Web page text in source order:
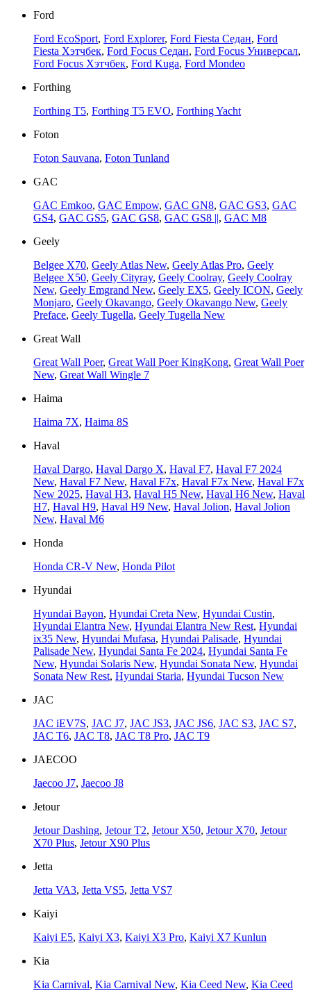
Ford
Ford EcoSport, Ford Explorer, Ford Fiesta Седан, Ford
Fiesta Хэтчбек, Ford Focus Седан, Ford Focus Универсал,
Ford Focus Хэтчбек, Ford Kuga, Ford Mondeo
Forthing
Forthing T5, Forthing T5 EVO, Forthing Yacht
Foton
Foton Sauvana, Foton Tunland
GAC
GAC Emkoo, GAC Empow, GAC GN8, GAC GS3, GAC
GS4, GAC GS5, GAC GS8, GAC GS8 ||, GAC M8
Geely
Belgee X70, Geely Atlas New, Geely Atlas Pro, Geely
Belgee X50, Geely Cityray, Geely Coolray, Geely Coolray
New, Geely Emgrand New, Geely EX5, Geely ICON, Geely
Monjaro, Geely Okavango, Geely Okavango New, Geely
Preface, Geely Tugella, Geely Tugella New
Great Wall
Great Wall Poer, Great Wall Poer KingKong, Great Wall Poer
New, Great Wall Wingle 7
Haima
Haima 7X, Haima 8S
Haval
Haval Dargo, Haval Dargo X, Haval F7, Haval F7 2024
New, Haval F7 New, Haval F7x, Haval F7x New, Haval F7x
New 2025, Haval H3, Haval H5 New, Haval H6 New, Haval
H7, Haval H9, Haval H9 New, Haval Jolion, Haval Jolion
New, Haval M6
Honda
Honda CR-V New, Honda Pilot
Hyundai
Hyundai Bayon, Hyundai Creta New, Hyundai Custin,
Hyundai Elantra New, Hyundai Elantra New Rest, Hyundai
ix35 New, Hyundai Mufasa, Hyundai Palisade, Hyundai
Palisade New, Hyundai Santa Fe 2024, Hyundai Santa Fe
New, Hyundai Solaris New, Hyundai Sonata New, Hyundai
Sonata New Rest, Hyundai Staria, Hyundai Tucson New
JAC
JAC iEV7S, JAC J7, JAC JS3, JAC JS6, JAC S3, JAC S7,
JAC T6, JAC T8, JAC T8 Pro, JAC T9
JAECOO
Jaecoo J7, Jaecoo J8
Jetour
Jetour Dashing, Jetour T2, Jetour X50, Jetour X70, Jetour
X70 Plus, Jetour X90 Plus
Jetta
Jetta VA3, Jetta VS5, Jetta VS7
Kaiyi
Kaiyi E5, Kaiyi X3, Kaiyi X3 Pro, Kaiyi X7 Kunlun
Kia
Kia Carnival, Kia Carnival New, Kia Ceed New, Kia Ceed